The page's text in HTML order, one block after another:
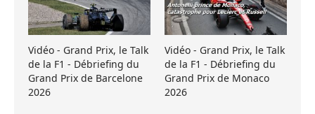
Vidéo - Grand Prix, le Talk
de la F1 - Débriefing du
Grand Prix de Barcelone
2026
Vidéo - Grand Prix, le Talk
de la F1 - Débriefing du
Grand Prix de Monaco
2026